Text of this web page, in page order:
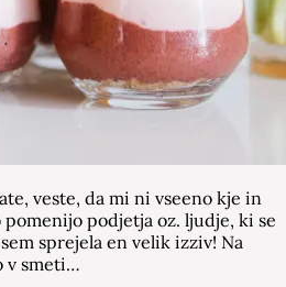
veste, da mi ni vseeno kje in
podjetja oz. ljudje, ki se
sprejela en velik izziv! Na
v smeti…